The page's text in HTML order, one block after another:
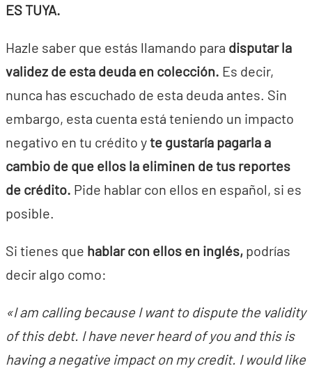
ES TUYA.
Hazle saber que estás llamando para disputar la
validez de esta deuda en colección. Es decir,
nunca has escuchado de esta deuda antes. Sin
embargo, esta cuenta está teniendo un impacto
negativo en tu crédito yte gustaría pagarla a
cambio de que ellos la eliminen de tus reportes
de crédito. Pide hablar con ellos en español, si es
posible.
Si tienes que hablar con ellos en inglés, podrías
decir algo como:
«I am calling because I want to dispute the validity
of this debt. I have never heard of you and this is
having a negative impact on my credit. I would like